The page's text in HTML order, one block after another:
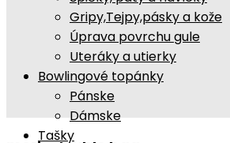
Gripy,Tejpy,pásky a kože
Úprava povrchu gule
Uteráky a utierky
Bowlingové topánky
Pánske
Dámske
Tašky